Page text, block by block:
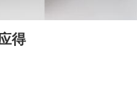
建更高水平的全民健身公
“张雪机车”民进党当局怕什么
得